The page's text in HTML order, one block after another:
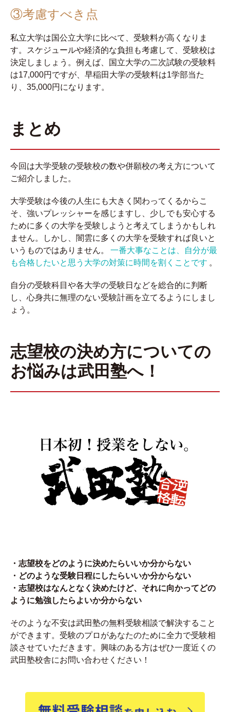
③考慮すべき点
私立大学は国公立大学に比べて、受験料が高くなりま
す。スケジュールや経済的な負担も考慮して、受験校は
決定しましょう。例えば、国立大学の二次試験の受験料
は17,000円ですが、早稲田大学の受験料は1学部当た
り、35,000円になります。
まとめ
今回は大学受験の受験校の数や併願校の考え方について
ご紹介しました。
大学受験は今後の人生にも大きく関わってくるからこ
そ、強いプレッシャーを感じますし、少しでも安心する
ために多くの大学を受験しようと考えてしまうかもしれ
ません。しかし、闇雲に多くの大学を受験すれば良いと
いうものではありません。
一番大事なことは、自分が最
も合格したいと思う大学の対策に時間を割くことです 。
自分の受験科目や各大学の受験日などを総合的に判断
し、心身共に無理のない受験計画を立てるようにしまし
ょう。
志望校の決め方についての
お悩みは武田塾へ！
・志望校をどのように決めたらいいか分からない
・どのような受験日程にしたらいいか分からない
・志望校はなんとなく決めたけど、それに向かってどの
ように勉強したらよいか分からない
そのような不安は武田塾の無料受験相談で解決すること
ができます。受験のプロがあなたのために全力で受験相
談させていただきます。興味のある方はぜひ一度近くの
武田塾校舎にお問い合わせください！